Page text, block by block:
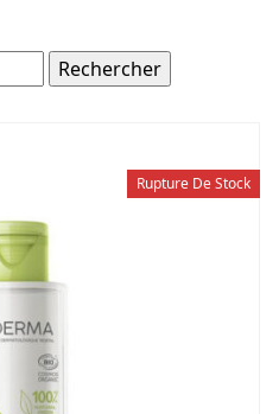
Rupture De Stock